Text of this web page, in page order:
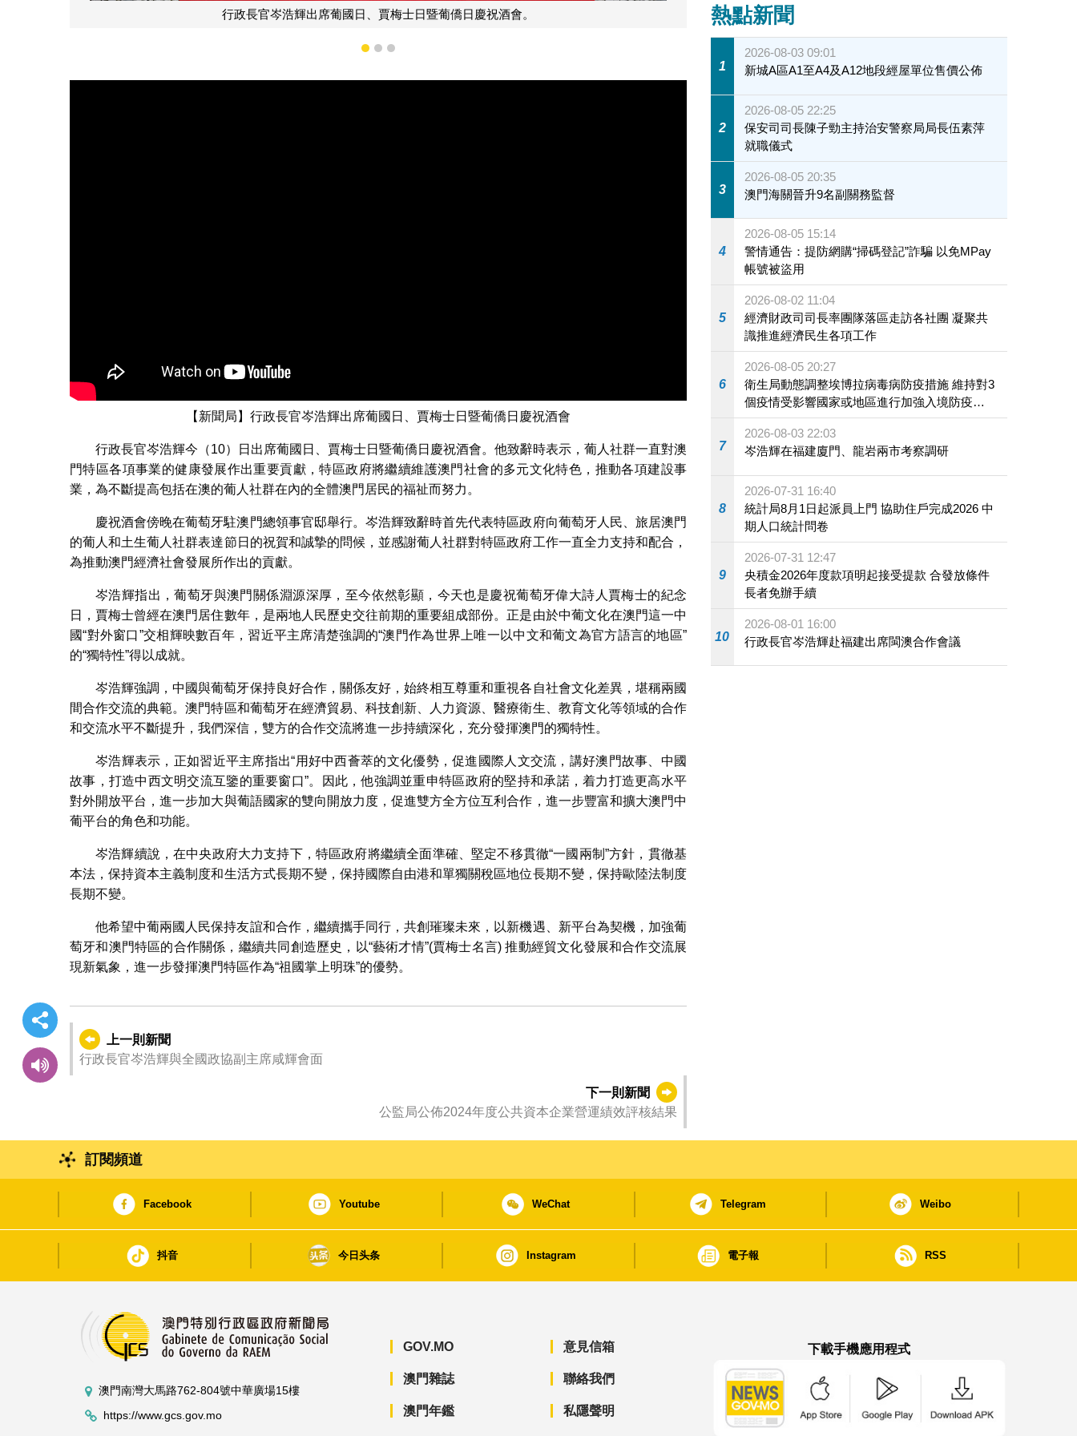
行政長官岑浩輝出席葡國日、賈梅士日暨葡僑日慶祝酒會。
1 2 3
【新聞局】行政長官岑浩輝出席葡國日、賈梅士日暨葡僑日慶祝酒會
行政長官岑浩輝今（10）日出席葡國日、賈梅士日暨葡僑日慶祝酒會。他致辭時表示，葡人社群一直對澳
門特區各項事業的健康發展作出重要貢獻，特區政府將繼續維護澳門社會的多元文化特色，推動各項建設事
業，為不斷提高包括在澳的葡人社群在內的全體澳門居民的福祉而努力。
慶祝酒會傍晚在葡萄牙駐澳門總領事官邸舉行。岑浩輝致辭時首先代表特區政府向葡萄牙人民、旅居澳門
的葡人和土生葡人社群表達節日的祝賀和誠摯的問候，並感謝葡人社群對特區政府工作一直全力支持和配合，
為推動澳門經濟社會發展所作出的貢獻。
岑浩輝指出，葡萄牙與澳門關係淵源深厚，至今依然彰顯，今天也是慶祝葡萄牙偉大詩人賈梅士的紀念
日，賈梅士曾經在澳門居住數年，是兩地人民歷史交往前期的重要組成部份。正是由於中葡文化在澳門這一中
國“對外窗口”交相輝映數百年，習近平主席清楚強調的“澳門作為世界上唯一以中文和葡文為官方語言的地區”
的“獨特性”得以成就。
岑浩輝強調，中國與葡萄牙保持良好合作，關係友好，始終相互尊重和重視各自社會文化差異，堪稱兩國
間合作交流的典範。澳門特區和葡萄牙在經濟貿易、科技創新、人力資源、醫療衛生、教育文化等領域的合作
和交流水平不斷提升，我們深信，雙方的合作交流將進一步持續深化，充分發揮澳門的獨特性。
岑浩輝表示，正如習近平主席指出“用好中西薈萃的文化優勢，促進國際人文交流，講好澳門故事、中國
故事，打造中西文明交流互鑒的重要窗口”。因此，他強調並重申特區政府的堅持和承諾，着力打造更高水平
對外開放平台，進一步加大與葡語國家的雙向開放力度，促進雙方全方位互利合作，進一步豐富和擴大澳門中
葡平台的角色和功能。
岑浩輝續說，在中央政府大力支持下，特區政府將繼續全面準確、堅定不移貫徹“一國兩制”方針，貫徹基
本法，保持資本主義制度和生活方式長期不變，保持國際自由港和單獨關稅區地位長期不變，保持歐陸法制度
長期不變。
他希望中葡兩國人民保持友誼和合作，繼續攜手同行，共創璀璨未來，以新機遇、新平台為契機，加強葡
萄牙和澳門特區的合作關係，繼續共同創造歷史，以“藝術才情”(賈梅士名言) 推動經貿文化發展和合作交流展
現新氣象，進一步發揮澳門特區作為“祖國掌上明珠”的優勢。
上一則新聞
行政長官岑浩輝與全國政協副主席咸輝會面
下一則新聞
公監局公佈2024年度公共資本企業營運績效評核結果
熱點新聞
1
2026-08-03 09:01
新城A區A1至A4及A12地段經屋單位售價公佈
2
2026-08-05 22:25
保安司司長陳子勁主持治安警察局局長伍素萍
就職儀式
3
2026-08-05 20:35
澳門海關晉升9名副關務監督
4
2026-08-05 15:14
警情通告：提防網購“掃碼登記”詐騙 以免MPay
帳號被盜用
5
2026-08-02 11:04
經濟財政司司長率團隊落區走訪各社團 凝聚共
識推進經濟民生各項工作
6
2026-08-05 20:27
衛生局動態調整埃博拉病毒病防疫措施 維持對3
個疫情受影響國家或地區進行加強入境防疫措
施
7
2026-08-03 22:03
岑浩輝在福建廈門、龍岩兩市考察調研
8
2026-07-31 16:40
統計局8月1日起派員上門 協助住戶完成2026 中
期人口統計問卷
9
2026-07-31 12:47
央積金2026年度款項明起接受提款 合發放條件
長者免辦手續
10
2026-08-01 16:00
行政長官岑浩輝赴福建出席閩澳合作會議
訂閱頻道
Facebook Youtube WeChat Telegram Weibo
抖音 今日头条 Instagram 電子報 RSS
澳門南灣大馬路762-804號中華廣場15樓
https://www.gcs.gov.mo
GOV.MO
澳門雜誌
澳門年鑑
意見信箱
聯絡我們
私隱聲明
下載手機應用程式